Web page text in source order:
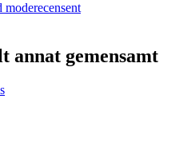
annat gemensamt